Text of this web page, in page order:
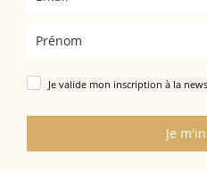
Je valide mon inscription à la
Je